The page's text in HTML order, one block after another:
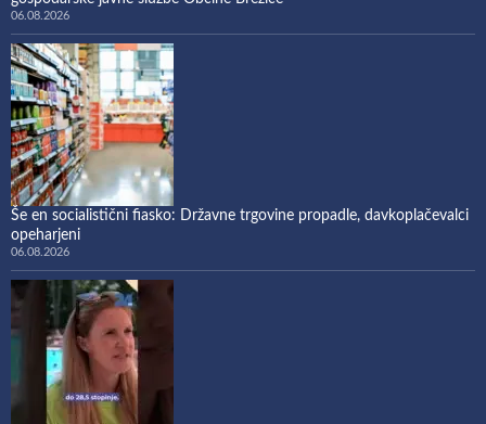
06.08.2026
Še en socialistični fiasko: Državne trgovine propadle, davkoplačevalci
opeharjeni
06.08.2026